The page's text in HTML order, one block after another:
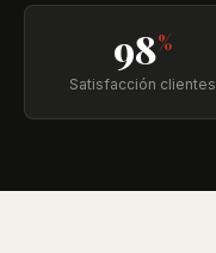
98%
Satisfacción clientes